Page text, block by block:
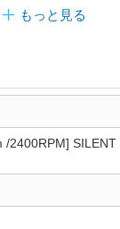
もっと見る
/2400RPM] SILENT